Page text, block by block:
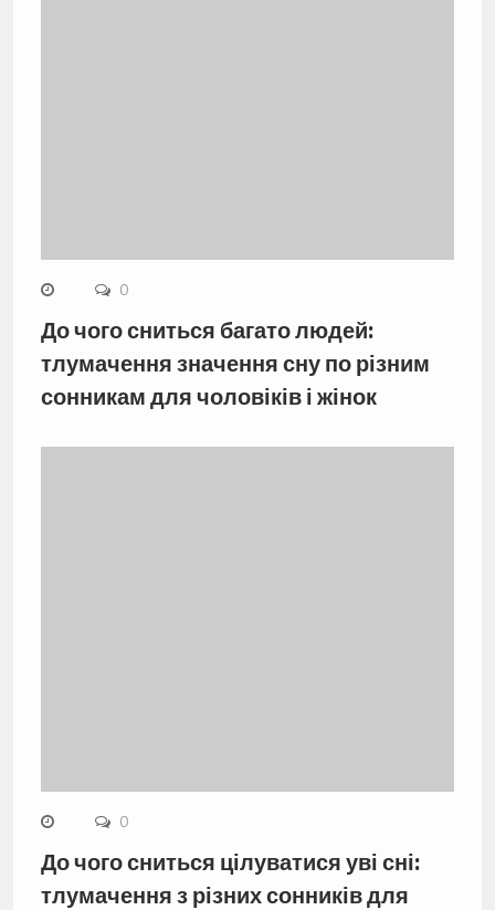
0
До чого сниться багато людей:
тлумачення значення сну по різним
сонникам для чоловіків і жінок
0
До чого сниться цілуватися уві сні:
тлумачення з різних сонників для